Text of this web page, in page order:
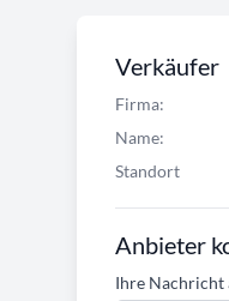
Verkäufer
Firma:
Name:
Standort
Anbieter
Ihre Nachricht